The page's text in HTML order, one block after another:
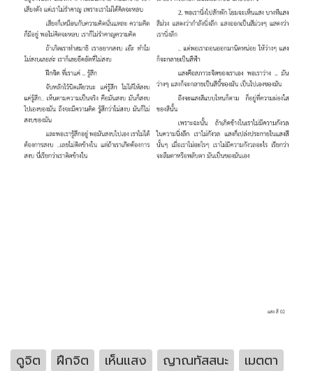
ดูจิต ฝึกจิต เห็นแสง ญาณทัสสนะ
เมตตา